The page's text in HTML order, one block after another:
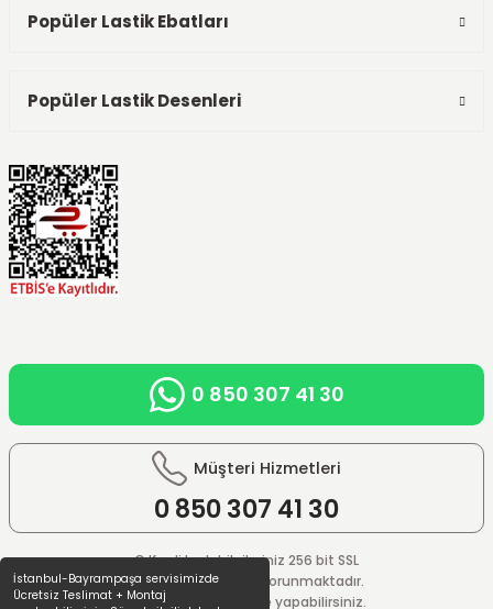
İstanbul-Bayrampaşa servisimizde
Ücretsiz Teslimat + Montaj
Popüler Lastik Ebatları
Popüler Lastik Desenleri
0 850 307 41 30
Müşteri Hizmetleri
0 850307 41 30
© Kredi kartı bilgileriniz 256 bit SSL
güvenlik sistemi ile korunmaktadır.
%100 güvenle ödeme yapabilirsiniz.